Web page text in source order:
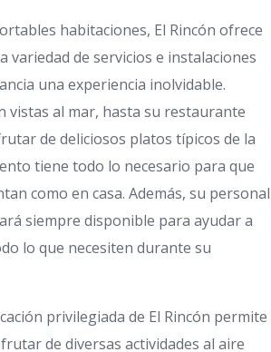
habitaciones, El Rincón ofrece
variedad de servicios e instalaciones
una experiencia inolvidable.
vistas al mar, hasta su restaurante
de deliciosos platos típicos de la
tiene todo lo necesario para que
como en casa. Además, su personal
siempre disponible para ayudar a
lo que necesiten durante su
privilegiada de El Rincón permite
de diversas actividades al aire